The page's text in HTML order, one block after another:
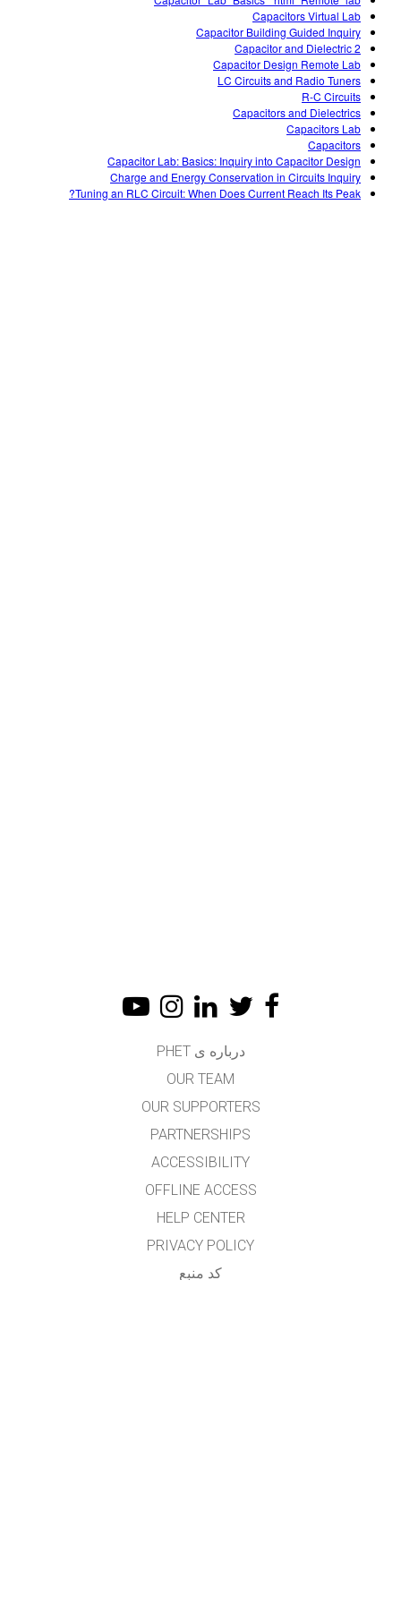
Teaching with PhET
DEIB in STEM Ed
SceneryStack OSE
Impact Report
Capacitors Virtual Lab
Capacitor Building Guided Inquiry
Capacitor and Dielectric 2
Capacitor Design Remote Lab
LC Circuits and Radio Tuners
R-C Circuits
Capacitors and Dielectrics
Capacitors Lab
Capacitors
Capacitor Lab: Basics: Inquiry into Capacitor Design
Charge and Energy Conservation in Circuits Inquiry
Tuning an RLC Circuit: When Does Current Reach Its Peak?
درباره ی PHET
OUR TEAM
OUR SUPPORTERS
PARTNERSHIPS
ACCESSIBILITY
OFFLINE ACCESS
HELP CENTER
PRIVACY POLICY
کد منبع